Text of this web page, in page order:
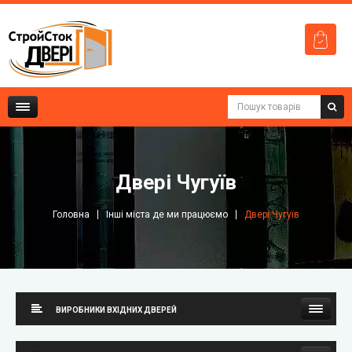
Двері Чугуїв
Головна Інші міста де ми працюємо Двері Чугуїв
ВИРОБНИКИ ВХІДНИХ ДВЕРЕЙ
Стильні двері